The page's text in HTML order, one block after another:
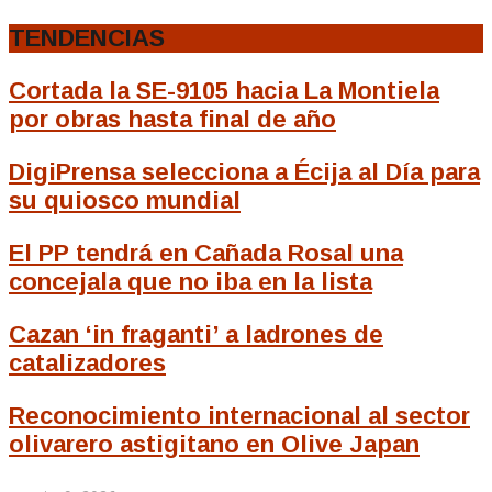
TENDENCIAS
Cortada la SE-9105 hacia La Montiela
por obras hasta final de año
DigiPrensa selecciona a Écija al Día para
su quiosco mundial
El PP tendrá en Cañada Rosal una
concejala que no iba en la lista
Cazan ‘in fraganti’ a ladrones de
catalizadores
Reconocimiento internacional al sector
olivarero astigitano en Olive Japan